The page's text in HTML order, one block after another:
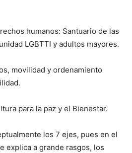
humanos: Santuario de las
LGBTTI y adultos mayores.
movilidad y ordenamiento
para la paz y el Bienestar.
los 7 ejes, pues en el
explica a grande rasgos, los